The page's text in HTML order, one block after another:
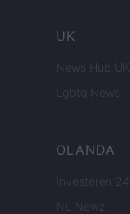
UK
News Hub UK
Lgbtq News
OLANDA
Investeren 24
NL Newz